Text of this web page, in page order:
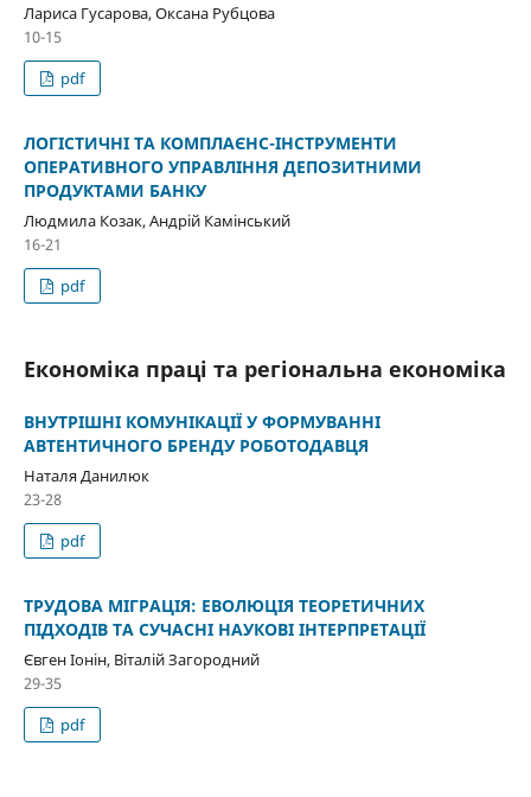
Лариса Гусарова, Оксана Рубцова
10-15
pdf
ЛОГІСТИЧНІ ТА КОМПЛАЄНС-ІНСТРУМЕНТИ
ОПЕРАТИВНОГО УПРАВЛІННЯ ДЕПОЗИТНИМИ
ПРОДУКТАМИ БАНКУ
Людмила Козак, Андрій Камінський
16-21
pdf
Економіка праці та регіональна економіка
ВНУТРІШНІ КОМУНІКАЦІЇ У ФОРМУВАННІ
АВТЕНТИЧНОГО БРЕНДУ РОБОТОДАВЦЯ
Наталя Данилюк
23-28
pdf
ТРУДОВА МІГРАЦІЯ: ЕВОЛЮЦІЯ ТЕОРЕТИЧНИХ
ПІДХОДІВ ТА СУЧАСНІ НАУКОВІ ІНТЕРПРЕТАЦІЇ
Євген Іонін, Віталій Загородний
29-35
pdf